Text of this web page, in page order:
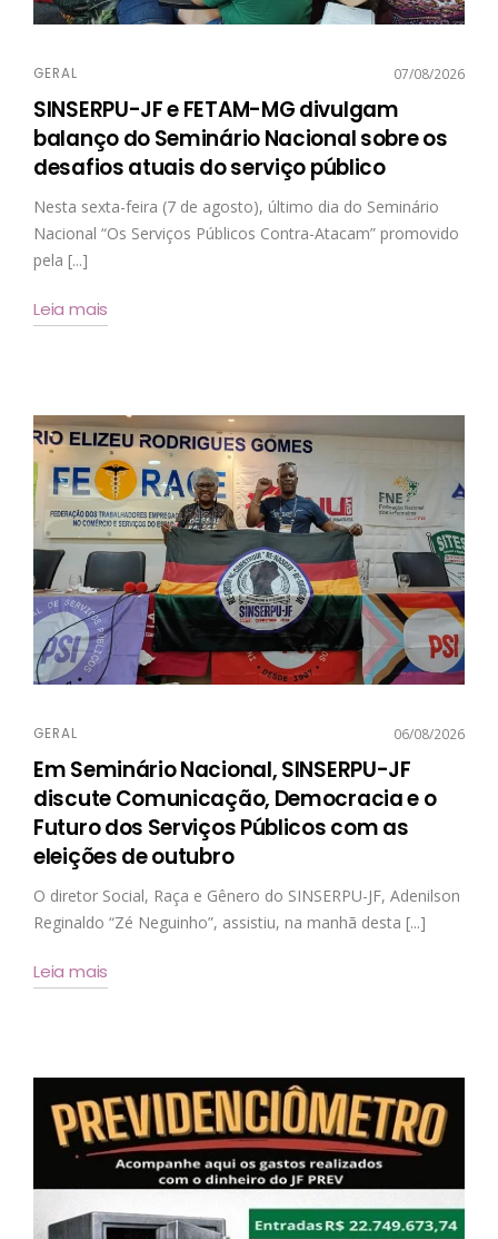
GERAL 07/08/2026
SINSERPU-JF e FETAM-MG divulgam
balanço do Seminário Nacional sobre os
desafios atuais do serviço público
Nesta sexta-feira (7 de agosto), último dia do Seminário
Nacional “Os Serviços Públicos Contra-Atacam” promovido
pela [...]
Leia mais
GERAL 06/08/2026
Em Seminário Nacional, SINSERPU-JF
discute Comunicação, Democracia e o
Futuro dos Serviços Públicos com as
eleições de outubro
O diretor Social, Raça e Gênero do SINSERPU-JF, Adenilson
Reginaldo “Zé Neguinho”, assistiu, na manhã desta [...]
Leia mais